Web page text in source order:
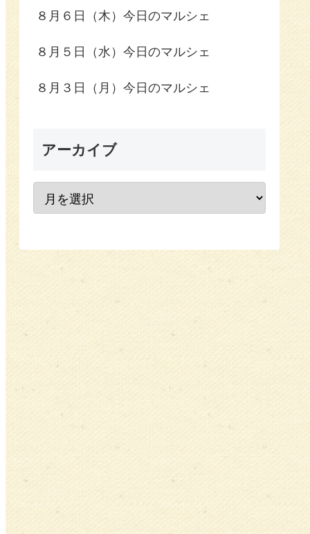
８月６日（木）今日のマルシェ
８月５日（水）今日のマルシェ
８月３日（月）今日のマルシェ
アーカイブ